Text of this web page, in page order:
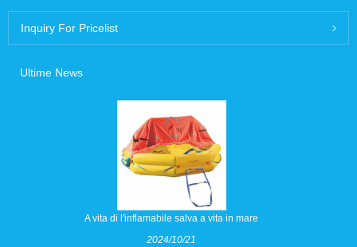
Inquiry For Pricelist
Ultime News
A vita di l'inflamabile salva a vita in mare
2024/10/21